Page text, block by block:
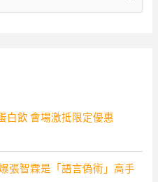
白飲 會場激抵限定優惠
張智霖是「語言偽術」高手